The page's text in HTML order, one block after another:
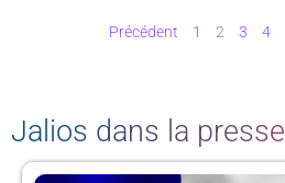
Précédent 1 2 3 4
Jalios dans la presse
P
P
P